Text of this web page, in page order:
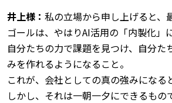
井上様： 私の立場から申し上げると、
ゴールは、やはりAI活用の「内製化」
自分たちの力で課題を見つけ、自分た
みを作れるようになること。
これが、会社としての真の強みになる
しかし、それは一朝一夕にできるもの